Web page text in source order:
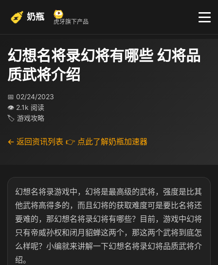
奶瓶 虎牙旗下产品
幻想名将录幻将有哪些 幻将品
质武将介绍
📅 02/24/2023
👁 2.1k 阅读
🏷 游戏攻略
← 返回资讯列表 👉 点此了解奶瓶加速器
幻想名将录游戏中，幻将是最高级的武将，强度是比其
他武将高得多的，而且幻将的获取难度可是要比名将还
要难的，那幻想名将录幻将有哪些？目前，游戏中幻将
只有帝威孙权和闭月貂蝉这两个，那这两个武将到底怎
么样呢？小编就来讲解一下幻想名将录幻将品质武将介
绍。